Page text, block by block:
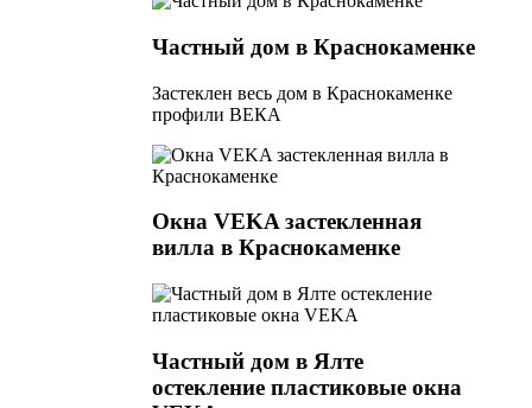
Частный дом в Краснокаменке
Застеклен весь дом в Краснокаменке
профили ВЕКА
Окна VEKA застекленная
вилла в Краснокаменке
Частный дом в Ялте
остекление пластиковые окна